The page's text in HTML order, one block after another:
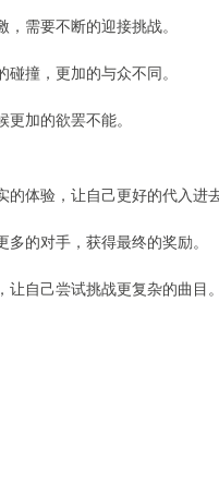
需要不断的迎接挑战。
撞，更加的与众不同。
加的欲罢不能。
体验，让自己更好的代入进去
的对手，获得最终的奖励。
自己尝试挑战更复杂的曲目。